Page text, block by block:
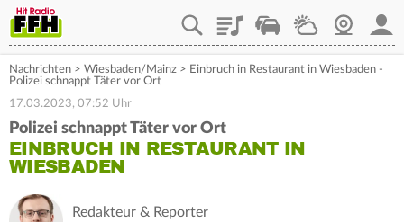
PlaylistStaupilotWetterWebcam
Nachrichten > Wiesbaden/Mainz > Einbruch in Restaurant in Wiesbaden -
Polizei schnappt Täter vor Ort
17.03.2023, 07:52 Uhr
Polizei schnappt Täter vor Ort
EINBRUCH IN RESTAURANT IN
WIESBADEN
Redakteur & Reporter